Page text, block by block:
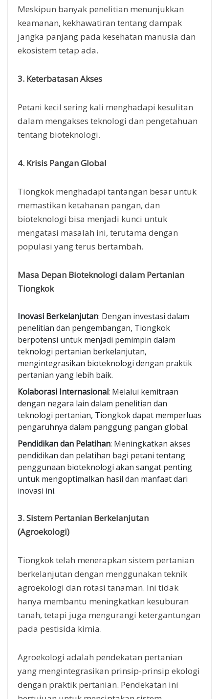
Meskipun banyak penelitian menunjukkan
keamanan, kekhawatiran tentang dampak
jangka panjang pada kesehatan manusia dan
ekosistem tetap ada.
3. Keterbatasan Akses
Petani kecil sering kali menghadapi kesulitan
dalam mengakses teknologi dan pengetahuan
tentang bioteknologi.
4. Krisis Pangan Global
Tiongkok menghadapi tantangan besar untuk
memastikan ketahanan pangan, dan
bioteknologi bisa menjadi kunci untuk
mengatasi masalah ini, terutama dengan
populasi yang terus bertambah.
Masa Depan Bioteknologi dalam Pertanian
Tiongkok
Inovasi Berkelanjutan: Dengan investasi dalam
penelitian dan pengembangan, Tiongkok
berpotensi untuk menjadi pemimpin dalam
teknologi pertanian berkelanjutan,
mengintegrasikan bioteknologi dengan praktik
pertanian yang lebih baik.
Kolaborasi Internasional: Melalui kemitraan
dengan negara lain dalam penelitian dan
teknologi pertanian, Tiongkok dapat memperluas
pengaruhnya dalam panggung pangan global.
Pendidikan dan Pelatihan: Meningkatkan akses
pendidikan dan pelatihan bagi petani tentang
penggunaan bioteknologi akan sangat penting
untuk mengoptimalkan hasil dan manfaat dari
inovasi ini.
3. Sistem Pertanian Berkelanjutan
(Agroekologi)
Tiongkok telah menerapkan sistem pertanian
berkelanjutan dengan menggunakan teknik
agroekologi dan rotasi tanaman. Ini tidak
hanya membantu meningkatkan kesuburan
tanah, tetapi juga mengurangi ketergantungan
pada pestisida kimia.
Agroekologi adalah pendekatan pertanian
yang mengintegrasikan prinsip-prinsip ekologi
dengan praktik pertanian. Pendekatan ini
bertujuan untuk menciptakan sistem